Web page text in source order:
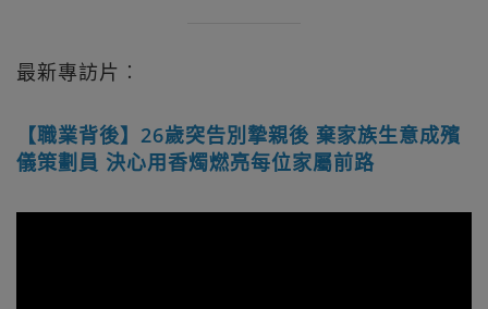
最新專訪片︰
【職業背後】26歲突告別摯親後 棄家族生意成殯
儀策劃員 決心用香燭燃亮每位家屬前路